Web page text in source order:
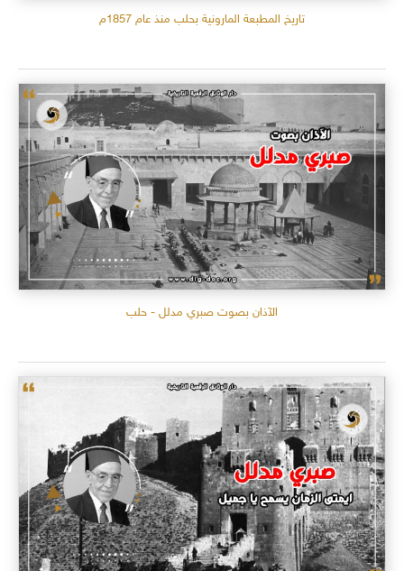
تاريخ المطبعة المارونية بحلب منذ عام 1857م
الآذان بصوت صبري مدلل - حلب